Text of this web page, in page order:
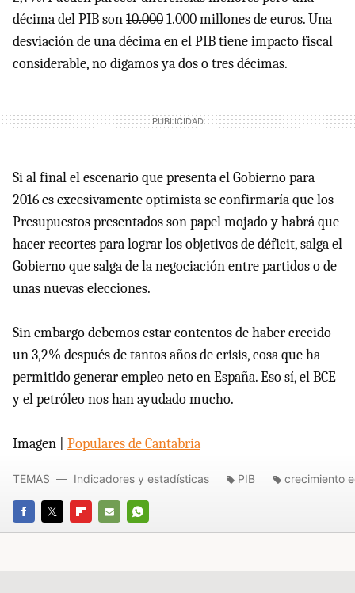
décima del PIB son10.0001.000 millones de euros. Una
desviación de una décima en el PIB tiene impacto fiscal
considerable, no digamos ya dos o tres décimas.
Si al final el escenario que presenta el Gobierno para
2016 es excesivamente optimista se confirmaría que los
Presupuestos presentados son papel mojado y habrá que
hacer recortes para lograr los objetivos de déficit, salga el
Gobierno que salga de la negociación entre partidos o de
unas nuevas elecciones.
Sin embargo debemos estar contentos de haber crecido
un 3,2% después de tantos años de crisis, cosa que ha
permitido generar empleo neto en España. Eso sí, el BCE
y el petróleo nos han ayudado mucho.
Imagen | Populares de Cantabria
FACEBOOK
TWITTERFLIPBOARD
E-
WHATSAPP
TEMAS Indicadores y estadísticas PIB crecimiento